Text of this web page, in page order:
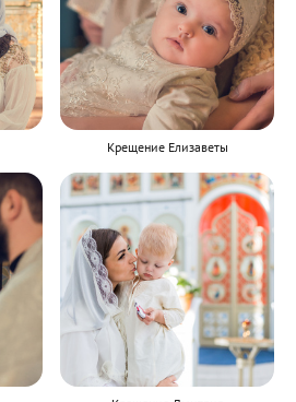
Крещение Елизаветы